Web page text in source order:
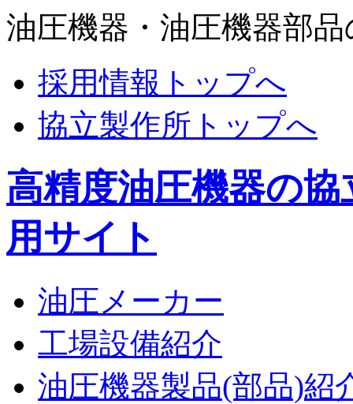
油圧機器・油圧機器部
採用情報トップへ
協立製作所トップへ
高精度油圧機器の
用サイト
油圧メーカー
工場設備紹介
油圧機器製品(部品)紹